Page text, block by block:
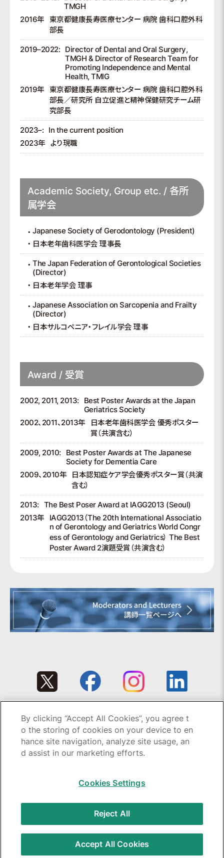
TMGH
2019–2022:
Director of Dental and Oral Surgery,
TMGH & Director of Research Team for
Promoting Independence and Mental
Health, TMIG
2023–: In the current position
2016年
東京都健康長寿医療センター 病院 歯科口腔外科
部長
2019年
東京都健康長寿医療センター 病院 歯科口腔外科
部長／研究所 自立促進と精神保健研究チーム研
究部長
2023年 より現職
Academic Society, Group etc. / 各所
属学会
Japanese Society of Gerodontology (President)
The Japan Federation of Gerontological Societies
(Director)
Japanese Association on Sarcopenia and Frailty
(Director)
日本老年歯科医学会 理事長
日本老年学会 理事
日本サルコペニア・フレイル学会 理事
Award / 受賞
2002, 2011, 2013:
Best Poster Awards at the Japan
Geriatrics Society
2009, 2010:
Best Poster Awards at The Japanese
Society for Dementia Care
2013: The Best Poser Award at IAGG2013 (Seoul)
2002、2011、2013年
日本老年歯科医学会 優秀ポスター
賞（共演含む）
2009、2010年
日本認知症ケア学会優秀ポスター賞（共演
含む）
2013年
IAGG2013（The 20th International Associatio
n of Gerontology and Geriatrics World Congr
ess of Gerontology and Geriatrics） The Best
Poster Award 2演題受賞（共演含む）
Copyright © 1995-2026 GC All rights reserved.
GC：特定商取引法に基づく表記
By clicking “Accept All Cookies”, you agree t
o the storing of cookies on your device to en
hance site navigation, analyze site usage, an
d assist in our marketing efforts.
Cookies Settings
Reject All
Accept All Cookies